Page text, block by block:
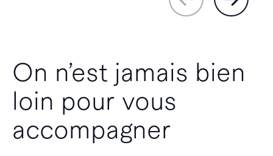
On n’est jamais bien
loin pour vous
accompagner